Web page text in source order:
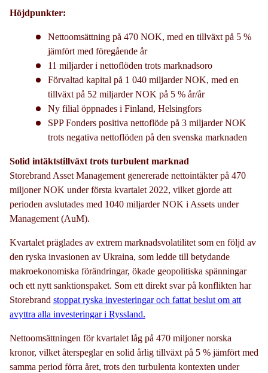
Höjdpunkter:
Nettoomsättning på 470 NOK, med en tillväxt på 5 %
jämfört med föregående år
11 miljarder i nettoflöden trots marknadsoro
Förvaltad kapital på 1 040 miljarder NOK, med en
tillväxt på 52 miljarder NOK på 5 % år/år
Ny filial öppnades i Finland, Helsingfors
SPP Fonders positiva nettoflöde på 3 miljarder NOK
trots negativa nettoflöden på den svenska marknaden
Solid intäktstillväxt trots turbulent marknad
Storebrand Asset Management genererade nettointäkter på 470
miljoner NOK under första kvartalet 2022, vilket gjorde att
perioden avslutades med 1040 miljarder NOK i Assets under
Management (AuM).
Kvartalet präglades av extrem marknadsvolatilitet som en följd av
den ryska invasionen av Ukraina, som ledde till betydande
makroekonomiska förändringar, ökade geopolitiska spänningar
och ett nytt sanktionspaket. Som ett direkt svar på konflikten har
Storebrand stoppat ryska investeringar och fattat beslut om att
avyttra alla investeringar i Ryssland.
Nettoomsättningen för kvartalet låg på 470 miljoner norska
kronor, vilket återspeglar en solid årlig tillväxt på 5 % jämfört med
samma period förra året, trots den turbulenta kontexten under